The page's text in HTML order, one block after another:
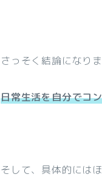
さっそく結論になり
日常生活を自分でコ
そして、具体的には